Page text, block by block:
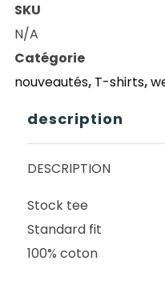
MACHINE
S/S
HOOD
RICH
BLACK
SKU
N/A
Catégorie
nouveautés, T-shirts,
description
DESCRIPTION
Stock tee
Standard fit
100% coton